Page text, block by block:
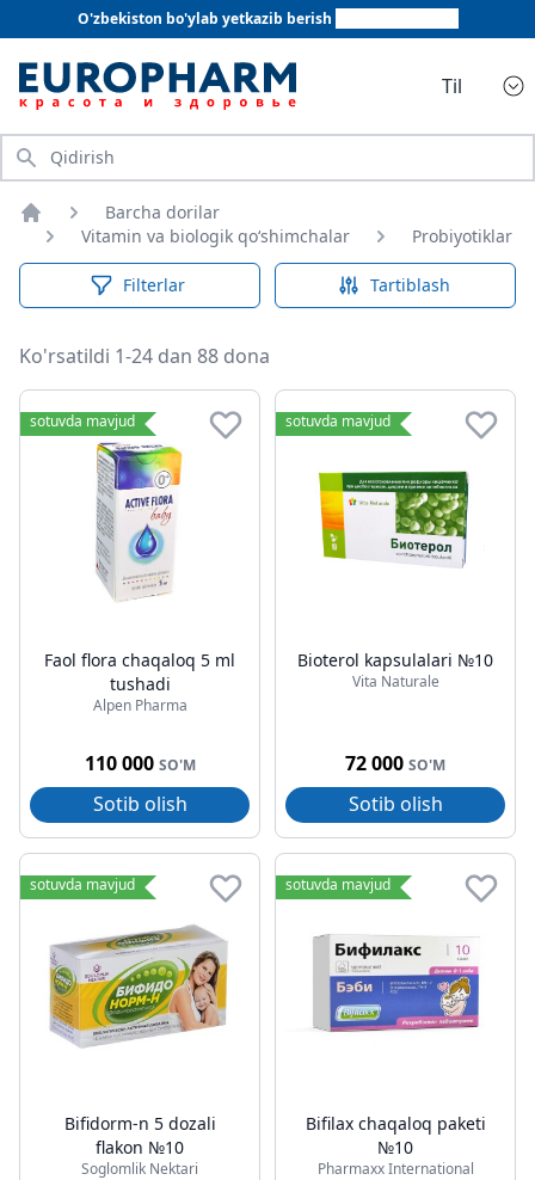
O'zbekiston bo'ylab yetkazib berish
Til
Qidirish
Bosh sahifa
Barcha dorilar
Vitamin va biologik qo‘shimchalar
Probiyotiklar
Filterlar Tartiblash
Ko'rsatildi 1-24 dan 88 dona
Probiyotiklar
sotuvda mavjud
Faol flora chaqaloq 5 ml
tushadi
Alpen Pharma
110 000 SO'M
Sotib olish
sotuvda mavjud
Bioterol kapsulalari №10
Vita Naturale
72 000 SO'M
Sotib olish
sotuvda mavjud
Bifidorm-n 5 dozali
flakon №10
Soglomlik Nektari
sotuvda mavjud
Bifilax chaqaloq paketi
№10
Pharmaxx International